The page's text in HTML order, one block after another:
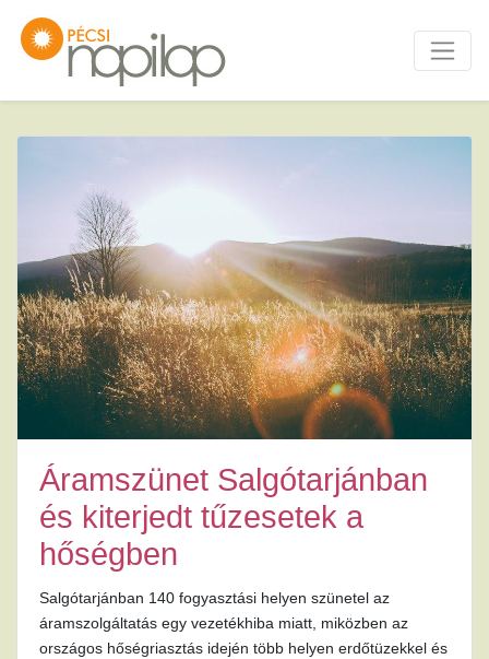
Áramszünet Salgótarjánban
és kiterjedt tűzesetek a
hőségben
Salgótarjánban 140 fogyasztási helyen szünetel az
áramszolgáltatás egy vezetékhiba miatt, miközben az
országos hőségriasztás idején több helyen erdőtüzekkel és